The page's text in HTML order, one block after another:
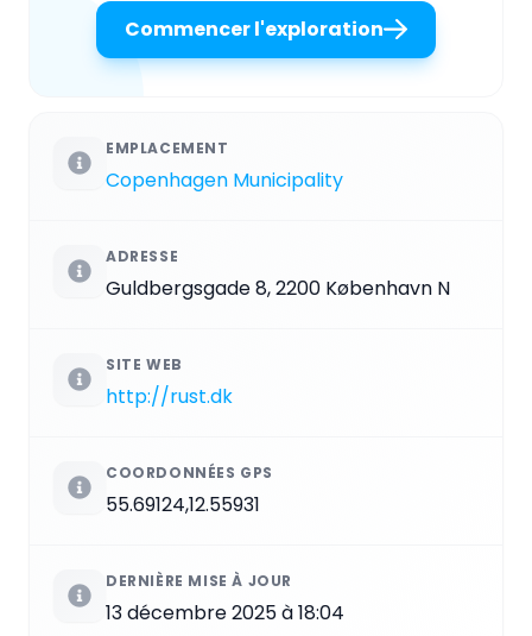
Commencer l'exploration
EMPLACEMENT
Copenhagen Municipality
ADRESSE
Guldbergsgade 8, 2200 København N
SITE WEB
http://rust.dk
COORDONNÉES GPS
55.69124,12.55931
DERNIÈRE MISE À JOUR
13 décembre 2025 à 18:04